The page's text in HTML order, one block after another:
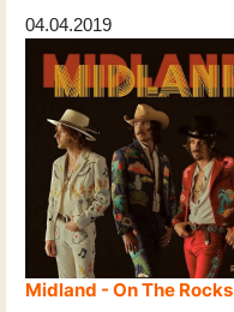
04.04.2019
Midland - On The Rocks